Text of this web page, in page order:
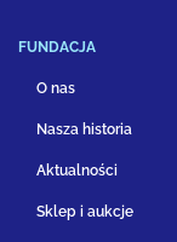
FUNDACJA
O nas
Nasza historia
Aktualności
Sklep i aukcje